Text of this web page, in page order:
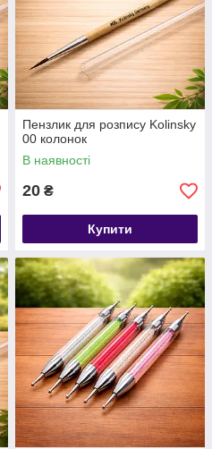
Пензлик для розпису Kolinsky
00 колонок
В наявності
20 ₴
Купити